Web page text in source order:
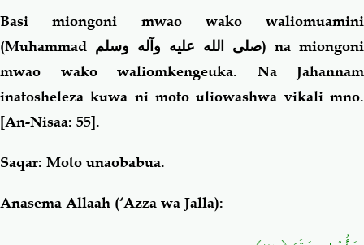
Basi miongoni mwao wako waliomuamini
(Muhammad صلى الله عليه وآله وسلم) na miongoni
mwao wako waliomkengeuka. Na Jahannam
inatosheleza kuwa ni moto uliowashwa vikali mno.
[An-Nisaa: 55].
Saqar: Moto unaobabua.
Anasema Allaah (‘Azza wa Jalla):